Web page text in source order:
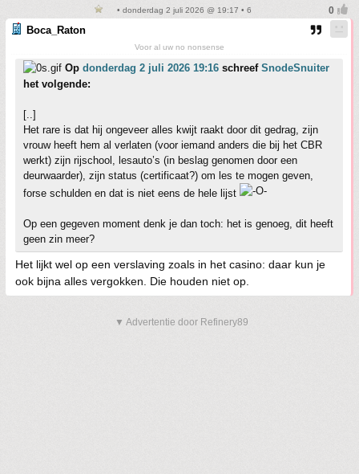
• donderdag 2 juli 2026 @ 19:17 • 6
Boca_Raton
Voor al uw no nonsense
Op donderdag 2 juli 2026 19:16 schreef SnodeSnuiter
het volgende:
[..]
Het rare is dat hij ongeveer alles kwijt raakt door dit gedrag, zijn
vrouw heeft hem al verlaten (voor iemand anders die bij het CBR
werkt) zijn rijschool, lesauto’s (in beslag genomen door een
deurwaarder), zijn status (certificaat?) om les te mogen geven,
forse schulden en dat is niet eens de hele lijst
Op een gegeven moment denk je dan toch: het is genoeg, dit heeft
geen zin meer?
Het lijkt wel op een verslaving zoals in het casino: daar kun je
ook bijna alles vergokken. Die houden niet op.
▼ Advertentie door Refinery89